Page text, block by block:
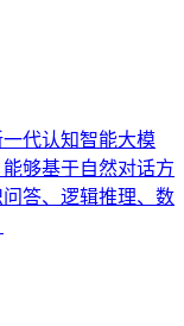
代认知智能大模
够基于自然对话方
答、逻辑推理、数